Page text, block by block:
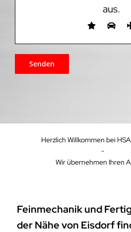
aus.
Herzlich Willkommen bei
-
Wir übernehmen Ihren
Feinmechanik und
der Nähe von Eisdorf